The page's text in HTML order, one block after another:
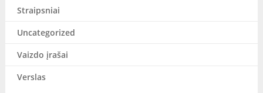
Straipsniai
Uncategorized
Vaizdo įrašai
Verslas